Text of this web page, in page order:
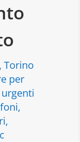
Torino
per